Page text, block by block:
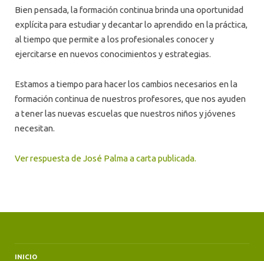
Bien pensada, la formación continua brinda una oportunidad
explícita para estudiar y decantar lo aprendido en la práctica,
al tiempo que permite a los profesionales conocer y
ejercitarse en nuevos conocimientos y estrategias.
Estamos a tiempo para hacer los cambios necesarios en la
formación continua de nuestros profesores, que nos ayuden
a tener las nuevas escuelas que nuestros niños y jóvenes
necesitan.
Ver respuesta de José Palma a carta publicada.
INICIO